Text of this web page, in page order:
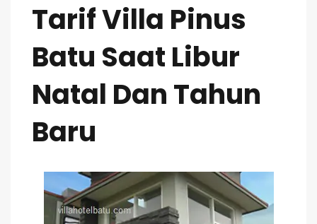
Tarif Villa Pinus
Batu Saat Libur
Natal Dan Tahun
Baru